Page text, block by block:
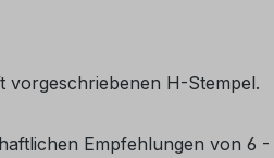
vorgeschriebenen H-Stempel.
Empfehlungen von 6